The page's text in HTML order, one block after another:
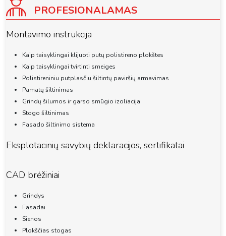
PROFESIONALAMAS
Montavimo instrukcija
Kaip taisyklingai klijuoti putų polistireno plokštes
Kaip taisyklingai tvirtinti smeiges
Polistireniniu putplasčiu šiltintų paviršių armavimas
Pamatų šiltinimas
Grindų šilumos ir garso smūgio izoliacija
Stogo šiltinimas
Fasado šiltinimo sistema
Eksplotacinių savybių deklaracijos, sertifikatai
CAD brėžiniai
Grindys
Fasadai
Sienos
Plokščias stogas